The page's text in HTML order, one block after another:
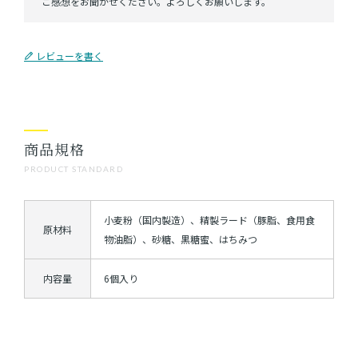
レビューを書く
PRODUCT STANDARD
商品規格
原材料
小麦粉（国内製造）、精製ラード（豚脂、食用食
物油脂）、砂糖、黒糖蜜、はちみつ
内容量 6個入り